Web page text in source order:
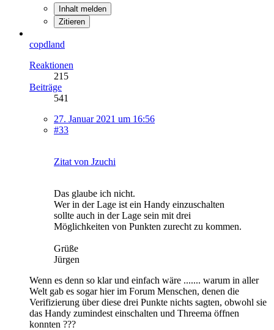
Inhalt melden
Zitieren
copdland
Reaktionen
215
Beiträge
541
27. Januar 2021 um 16:56
#33
Zitat von Jzuchi
Das glaube ich nicht.
Wer in der Lage ist ein Handy einzuschalten
sollte auch in der Lage sein mit drei
Möglichkeiten von Punkten zurecht zu kommen.
Grüße
Jürgen
Wenn es denn so klar und einfach wäre ....... warum in aller
Welt gab es sogar hier im Forum Menschen, denen die
Verifizierung über diese drei Punkte nichts sagten, obwohl sie
das Handy zumindest einschalten und Threema öffnen
konnten ???